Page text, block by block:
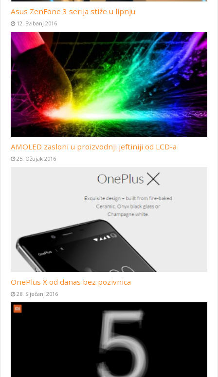
Asus ZenFone 3 serija stiže u lipnju
12. Svibanj 2016
AMOLED zasloni u proizvodnji jeftiniji od LCD-a
25. Ožujak 2016
OnePlus X od danas bez pozivnica
28. Siječanj 2016